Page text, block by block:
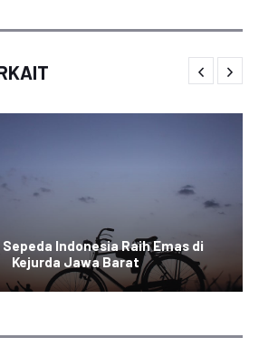
Indonesia Raih Emas di
Kejurda Jawa Barat